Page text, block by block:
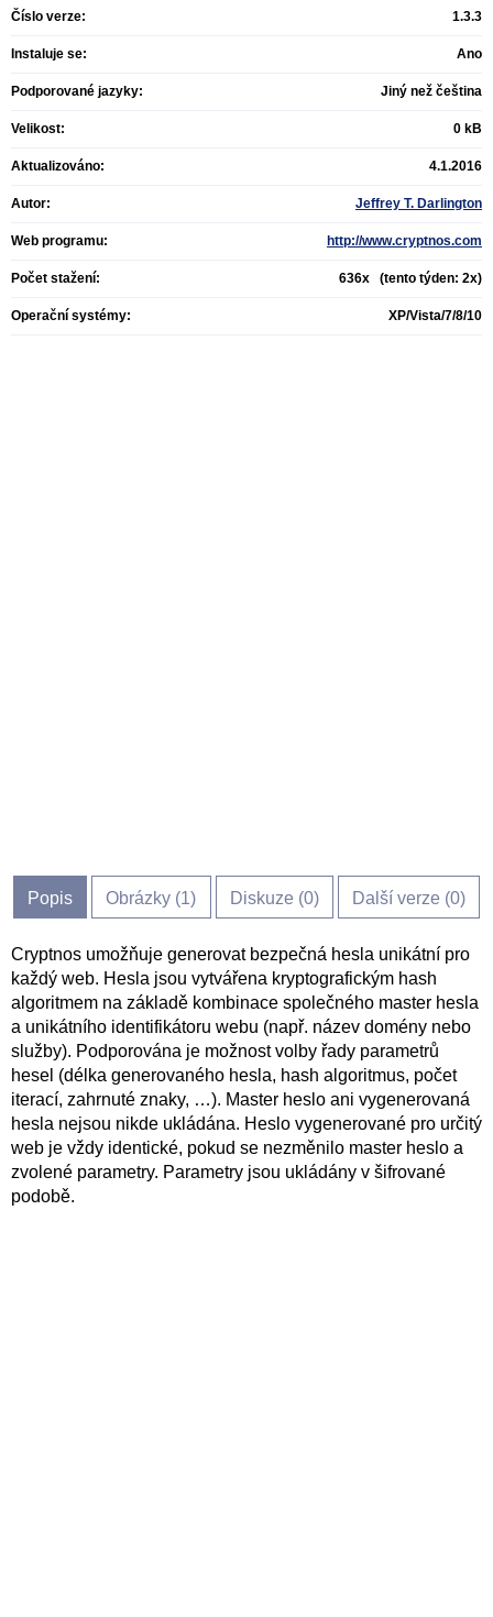
Číslo verze: 1.3.3
Instaluje se: Ano
Podporované jazyky: Jiný než čeština
Velikost: 0 kB
Aktualizováno: 4.1.2016
Autor: Jeffrey T. Darlington
Web programu: http://www.cryptnos.com
Počet stažení: 636x (tento týden: 2x)
Operační systémy: XP/Vista/7/8/10
Popis Obrázky (1) Diskuze (0) Další verze (0)
Cryptnos umožňuje generovat bezpečná hesla unikátní pro
každý web. Hesla jsou vytvářena kryptografickým hash
algoritmem na základě kombinace společného master hesla
a unikátního identifikátoru webu (např. název domény nebo
služby). Podporována je možnost volby řady parametrů
hesel (délka generovaného hesla, hash algoritmus, počet
iterací, zahrnuté znaky, …). Master heslo ani vygenerovaná
hesla nejsou nikde ukládána. Heslo vygenerované pro určitý
web je vždy identické, pokud se nezměnilo master heslo a
zvolené parametry. Parametry jsou ukládány v šifrované
podobě.